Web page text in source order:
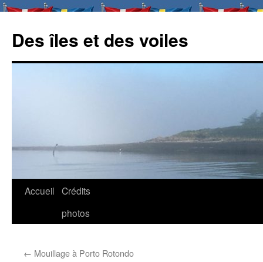
Des îles et des voiles
Aller
Accueil Crédits
photos
← Mouillage à Porto Rotondo